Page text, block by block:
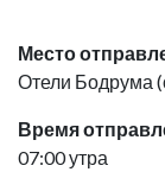
Место
Отели Бодрума
Время
07:00 утра